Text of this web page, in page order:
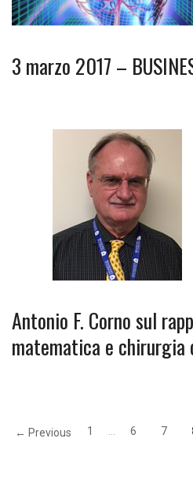
3 marzo 2017 –
Antonio F. Corno sul
matematica e chirurgia
← Previous 1 6 7